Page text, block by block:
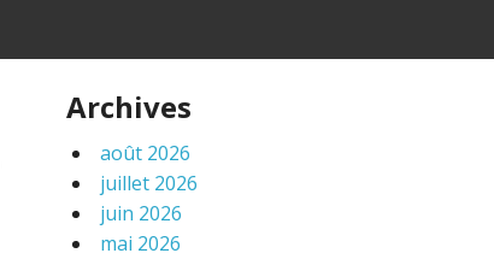
Archives
août 2026
juillet 2026
juin 2026
mai 2026